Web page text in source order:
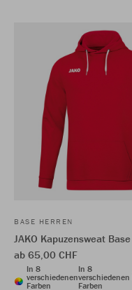
BASE HERREN
JAKO Kapuzensweat Base
ab 65,00 CHF
In 8
verschiedenen
Farben
In 8
verschiedenen
Farben